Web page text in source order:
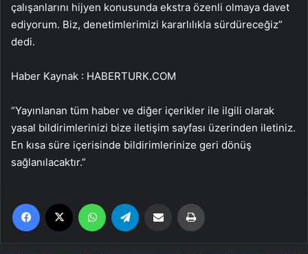
çalışanlarını hijyen konusunda ekstra özenli olmaya davet
ediyorum. Biz, denetimlerimizi kararlılıkla sürdüreceğiz”
dedi.
Haber Kaynak : HABERTURK.COM
“Yayınlanan tüm haber ve diğer içerikler ile ilgili olarak
yasal bildirimlerinizi bize iletişim sayfası üzerinden iletiniz.
En kısa süre içerisinde bildirimlerinize geri dönüş
sağlanılacaktır.”
Facebook WhatsApp Email'den paylaş